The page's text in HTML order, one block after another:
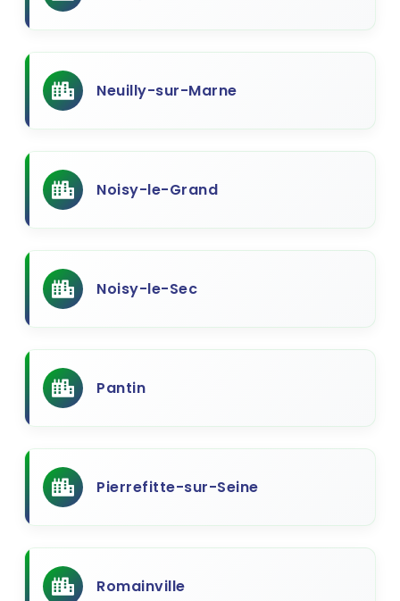
Neuilly-sur-Marne
Noisy-le-Grand
Noisy-le-Sec
Pantin
Pierrefitte-sur-Seine
Romainville